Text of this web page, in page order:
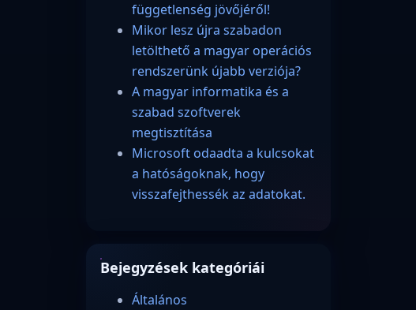
függetlenség jövőjéről!
Mikor lesz újra szabadon
letölthető a magyar operációs
rendszerünk újabb verziója?
A magyar informatika és a
szabad szoftverek
megtisztítása
Microsoft odaadta a kulcsokat
a hatóságoknak, hogy
visszafejthessék az adatokat.
Bejegyzések kategóriái
Általános